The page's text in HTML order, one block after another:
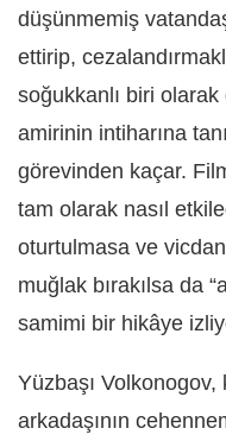
düşünmemiş
ettirip,
soğukkanlı biri
amirinin intiharına
görevinden kaçar.
tam olarak nasıl
oturtulmasa ve
muğlak bırakılsa da
samimi bir hikâye
Yüzbaşı Volkonogov,
arkadaşının